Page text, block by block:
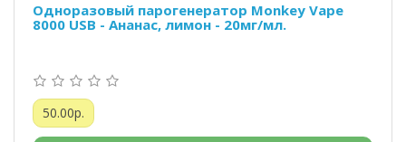
Одноразовый парогенератор Monkey Vape
8000 USB - Ананас, лимон - 20мг/мл.
50.00р.